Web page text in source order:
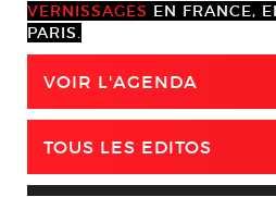
VERNISSAGES EN FRANCE,
PARIS.
VOIR L'AGENDA
TOUS LES EDITOS